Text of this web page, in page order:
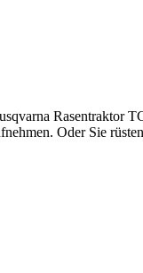
Rasentraktor
Oder Sie